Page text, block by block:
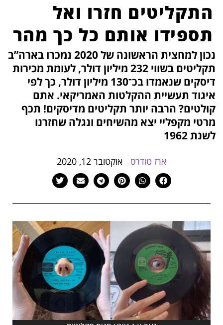
spellcheck גופן קריא
brightness_high ניגודיות בהירה
brightness_low ניגודיות כהה
format_underlined הוסף קו תחתון לקישורים
font_download סמן קישורים
לאפס
את
cached
התקליטים חזרו ואל
תספידו אותם כל כך מהר
נכון למחצית הראשונה של 2020 נמכרו בארה”ב
תקליטים בשווי 232 מיליון דולר, לעומת מכירות
דיסקים שנאמדו בכ־130 מיליון דולר, כך לפי
איגוד תעשיית ההקלטות האמריקאי. אתם
קולטים? הרבה יותר תקליטים מדיסקים! תכף
מרטי מקפליי יצא מהשיחים ונגלה שחזרנו
לשנת 1962
ארז טודרס אוקטובר 12, 2020